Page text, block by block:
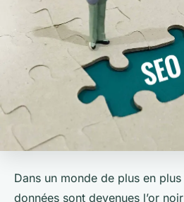
Dans un monde de plus en
données sont devenues l’or